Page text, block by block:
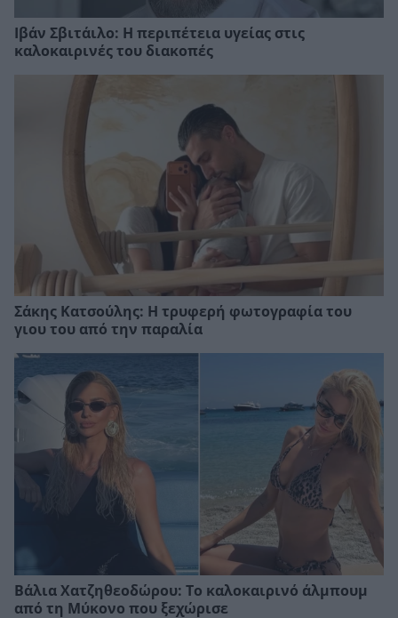
Ιβάν Σβιτάιλο: Η περιπέτεια υγείας στις
καλοκαιρινές του διακοπές
Σάκης Κατσούλης: Η τρυφερή φωτογραφία του
γιου του από την παραλία
Βάλια Χατζηθεοδώρου: Το καλοκαιρινό άλμπουμ
από τη Μύκονο που ξεχώρισε